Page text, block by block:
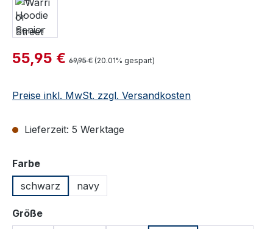
Verkaufspreis:
55,95 € Regulärer Preis:
69,95 € (20.01% gespart)
Preise inkl. MwSt. zzgl. Versandkosten
Lieferzeit: 5 Werktage
Farbeauswählen
schwarz
navy
Größeauswählen